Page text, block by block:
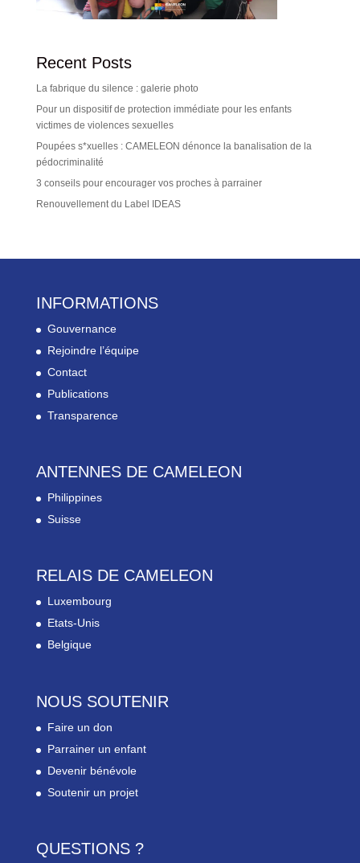
Recent Posts
La fabrique du silence : galerie photo
Pour un dispositif de protection immédiate pour les enfants
victimes de violences sexuelles
Poupées s*xuelles : CAMELEON dénonce la banalisation de la
pédocriminalité
3 conseils pour encourager vos proches à parrainer
Renouvellement du Label IDEAS
INFORMATIONS
Gouvernance
Rejoindre l’équipe
Contact
Publications
Transparence
ANTENNES DE CAMELEON
Philippines
Suisse
RELAIS DE CAMELEON
Luxembourg
Etats-Unis
Belgique
NOUS SOUTENIR
Faire un don
Parrainer un enfant
Devenir bénévole
Soutenir un projet
QUESTIONS ?